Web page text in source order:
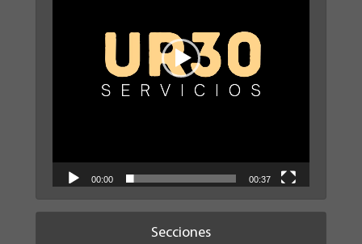
00:00 00:37
Secciones